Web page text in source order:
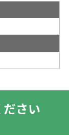
さい